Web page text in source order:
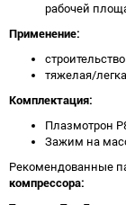
рабочей
Применение:
тяжелая/
Комплектация:
Плазмотрон
Зажим на
Рекомендованные
компрессора: